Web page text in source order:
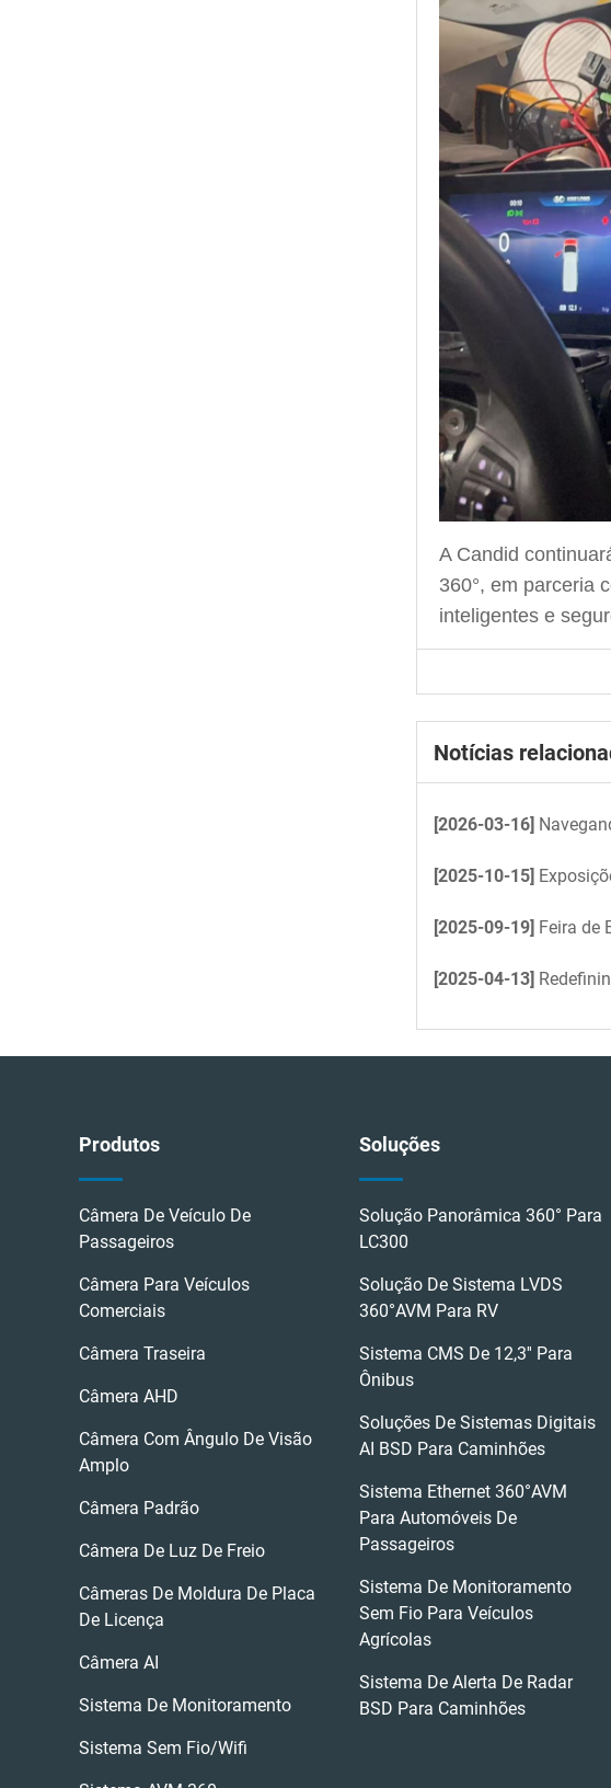
A Candid
360°, em parceria
inteligentes e
Notícias
[2026-03-16] Navegando em
[2025-10-15] Exposições
[2025-09-19] Feira de
[2025-04-13] Redefinindo a
Produtos
Câmera De Veículo De
Passageiros
Câmera Para Veículos
Comerciais
Câmera Traseira
Câmera AHD
Câmera Com Ângulo De Visão
Amplo
Câmera Padrão
Câmera De Luz De Freio
Câmeras De Moldura De Placa
De Licença
Câmera AI
Sistema De Monitoramento
Sistema Sem Fio/wifi
Soluções
Solução Panorâmica 360° Para
LC300
Solução De Sistema LVDS
360°AVM Para RV
Sistema CMS De 12,3'' Para
Ônibus
Soluções De Sistemas Digitais
AI BSD Para Caminhões
Sistema Ethernet 360°AVM
Para Automóveis De
Passageiros
Sistema De Monitoramento
Sem Fio Para Veículos
Agrícolas
Sistema De Alerta De Radar
BSD Para Caminhões